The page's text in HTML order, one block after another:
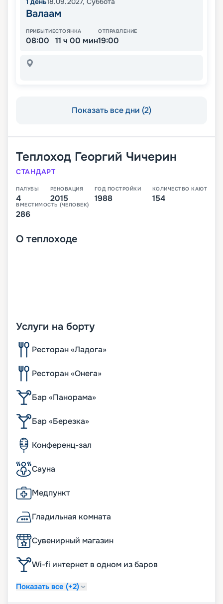
Валаам
ПРИБЫТИЕ
08:00
СТОЯНКА
11 ч 00 мин
ОТПРАВЛЕНИЕ
19:00
Показать все дни (2)
Теплоход Георгий Чичерин
СТАНДАРТ
ПАЛУБЫ
4
РЕНОВАЦИЯ
2015
ГОД ПОСТРОЙКИ
1988
КОЛИЧЕСТВО КАЮТ
154
ВМЕСТИМОСТЬ (ЧЕЛОВЕК)
286
О теплоходе
Услуги на борту
Ресторан «Ладога»
Ресторан «Онега»
Бар «Панорама»
Бар «Березка»
Конференц-зал
Сауна
Медпункт
Гладильная комната
Сувенирный магазин
Wi-fi интернет в одном из баров
Показать все (+2)